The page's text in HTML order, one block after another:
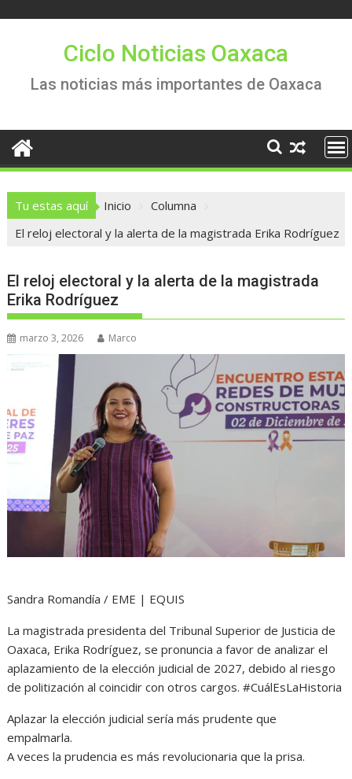
Ciclo Noticias Oaxaca
Las noticias más importantes de Oaxaca
Tu estas aquí Inicio
Columna
El reloj electoral y la alerta de la magistrada Erika Rodríguez
El reloj electoral y la alerta de la magistrada
Erika Rodríguez
marzo 3, 2026 Marco
Sandra Romandía / EME | EQUIS
La magistrada presidenta del Tribunal Superior de Justicia de
Oaxaca, Erika Rodríguez, se pronuncia a favor de analizar el
aplazamiento de la elección judicial de 2027, debido al riesgo
de politización al coincidir con otros cargos. #CuálEsLaHistoria
Aplazar la elección judicial sería más prudente que
empalmarla.
A veces la prudencia es más revolucionaria que la prisa.